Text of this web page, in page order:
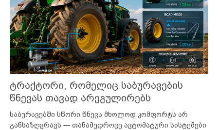
ტრაქტორი, რომელიც საბურავების
წნევას თავად არეგულირებს
საბურავებში სწორი წნევა მხოლოდ კომფორტს არ
განსაზღვრავს — თანამედროვე ავტომატური სისტემები